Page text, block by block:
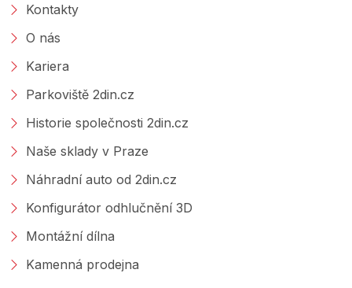
Kontakty
O nás
Kariera
Parkoviště 2din.cz
Historie společnosti 2din.cz
Naše sklady v Praze
Náhradní auto od 2din.cz
Konfigurátor odhlučnění 3D
Montážní dílna
Kamenná prodejna